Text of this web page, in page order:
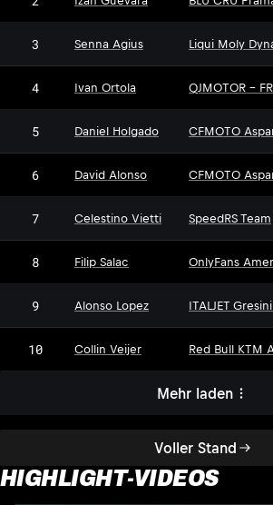
Voller Stand
3 Senna Agius Liqui Moly
4 Ivan Ortola QJMOTOR -
5 Daniel Holgado CFMOTO
6 David Alonso CFMOTO
7 Celestino Vietti SpeedRS Team
8 Filip Salac OnlyFans
9 Alonso Lopez ITALJET
10 Collin Veijer Red Bull KTM
Mehr laden
HIGHLIGHT-VIDEOS